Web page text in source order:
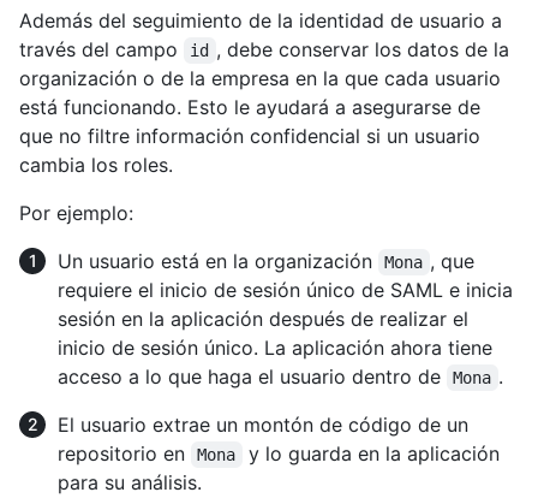
Además del seguimiento de la identidad de usuario a
través del campo
id , debe conservar los datos de la
organización o de la empresa en la que cada usuario
está funcionando. Esto le ayudará a asegurarse de
que no filtre información confidencial si un usuario
cambia los roles.
Por ejemplo:
Un usuario está en la organización
Mona , que
requiere el inicio de sesión único de SAML e inicia
sesión en la aplicación después de realizar el
inicio de sesión único. La aplicación ahora tiene
acceso a lo que haga el usuario dentro de
Mona .
El usuario extrae un montón de código de un
repositorio en
Mona
y lo guarda en la aplicación
para su análisis.